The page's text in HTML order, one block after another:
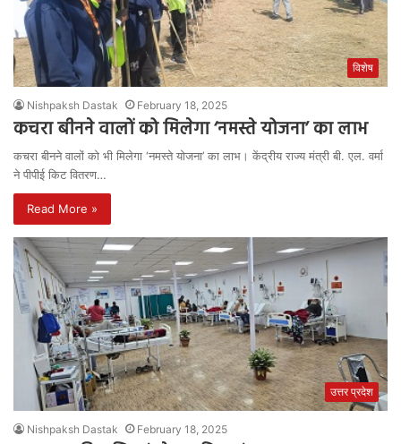
विशेष
Nishpaksh Dastak February 18, 2025
कचरा बीनने वालों को मिलेगा ‘नमस्ते योजना’ का लाभ
कचरा बीनने वालों को भी मिलेगा ‘नमस्ते योजना’ का लाभ। केंद्रीय राज्य मंत्री बी. एल. वर्मा
ने पीपीई किट वितरण…
Read More »
उत्तर प्रदेश
Nishpaksh Dastak February 18, 2025